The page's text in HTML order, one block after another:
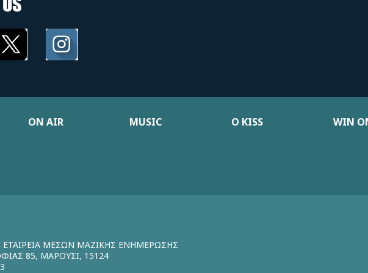
ON AIR MUSIC Ο KISS WIN
ΜΕΣΩΝ ΜΑΖΙΚΗΣ ΕΝΗΜΕΡΩΣΗΣ
85, ΜΑΡΟΥΣΙ, 15124